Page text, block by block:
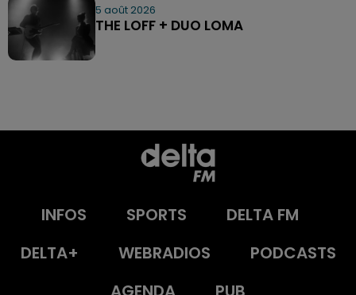
5 août 2026
THE LOFF + DUO LOMA
INFOS SPORTS
DELTA FM
DELTA+
WEBRADIOS
PODCASTS